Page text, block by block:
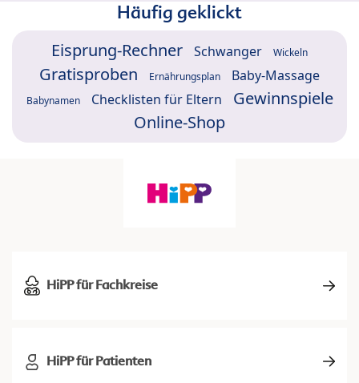
Häufig geklickt
Eisprung-Rechner Schwanger Wickeln
Gratisproben Ernährungsplan Baby-Massage
Babynamen Checklisten für Eltern
Gewinnspiele
Online-Shop
HiPP für Fachkreise
HiPP für Patienten